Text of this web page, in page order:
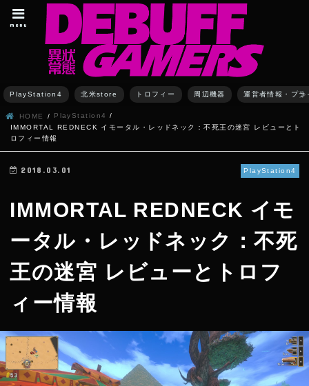
menu
PlayStation4 北米store トロフィー 周辺機器 運営者情報・プ
HOME
PlayStation4
IMMORTAL REDNECK イモータル・レッドネック：不死王の迷宮 レビューとト
ロフィー情報
PlayStation4
2018.03.01
IMMORTAL REDNECK イモ
ータル・レッドネック：不死
王の迷宮 レビューとトロフ
ィー情報